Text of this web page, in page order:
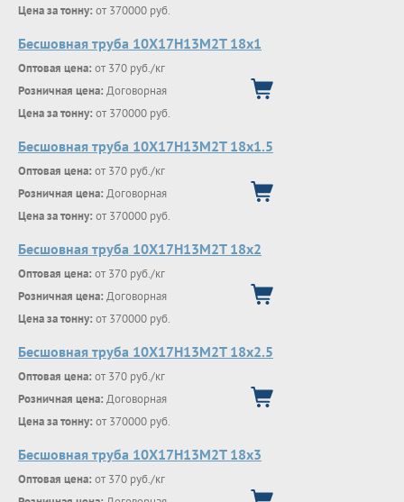
Цена за тонну: от 370000 руб.
Бесшовная труба 10Х17Н13М2Т 18х1
Оптовая цена: от 370 руб./кг
Розничная цена: Договорная
Цена за тонну: от 370000 руб.
Бесшовная труба 10Х17Н13М2Т 18х1.5
Оптовая цена: от 370 руб./кг
Розничная цена: Договорная
Цена за тонну: от 370000 руб.
Бесшовная труба 10Х17Н13М2Т 18х2
Оптовая цена: от 370 руб./кг
Розничная цена: Договорная
Цена за тонну: от 370000 руб.
Бесшовная труба 10Х17Н13М2Т 18х2.5
Оптовая цена: от 370 руб./кг
Розничная цена: Договорная
Цена за тонну: от 370000 руб.
Бесшовная труба 10Х17Н13М2Т 18х3
Оптовая цена: от 370 руб./кг